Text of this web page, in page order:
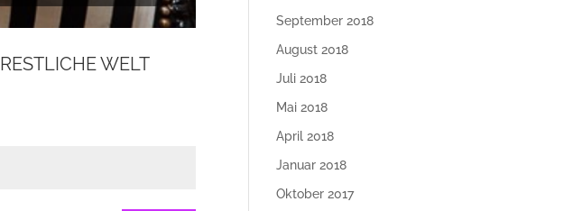
WELT
September 2018
August 2018
Juli 2018
Mai 2018
April 2018
Januar 2018
Oktober 2017